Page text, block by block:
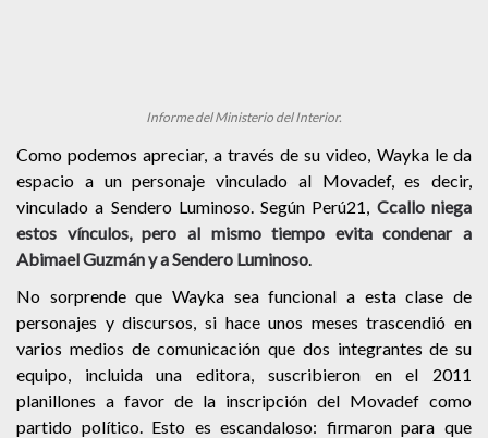
Informe del Ministerio del Interior.
Como podemos apreciar, a través de su video, Wayka le da
espacio a un personaje vinculado al Movadef, es decir,
vinculado a Sendero Luminoso. Según Perú21, Ccallo niega
estos vínculos, pero al mismo tiempo evita condenar a
Abimael Guzmán y a Sendero Luminoso.
No sorprende que Wayka sea funcional a esta clase de
personajes y discursos, si hace unos meses trascendió en
varios medios de comunicación que dos integrantes de su
equipo, incluida una editora, suscribieron en el 2011
planillones a favor de la inscripción del Movadef como
partido político. Esto es escandaloso: firmaron para que